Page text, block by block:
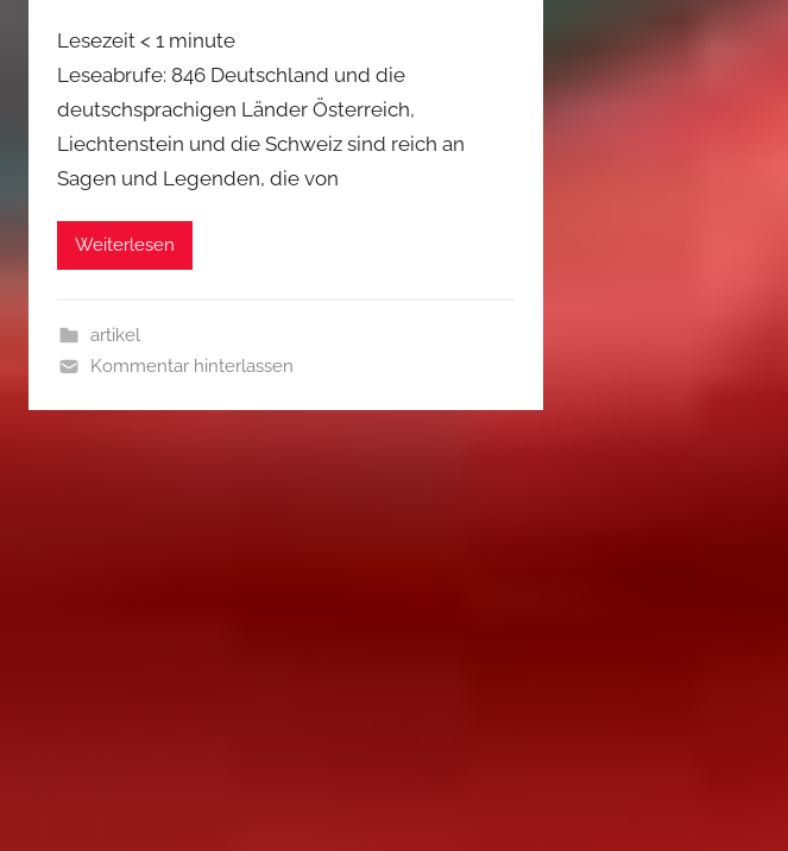
Lesezeit < 1 minute
Leseabrufe: 846 Deutschland und die
deutschsprachigen Länder Österreich,
Liechtenstein und die Schweiz sind reich an
Sagen und Legenden, die von
Weiterlesen
artikel
Kommentar hinterlassen